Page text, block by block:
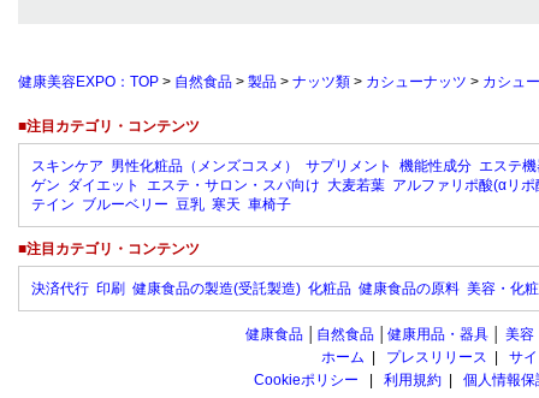
健康美容EXPO：TOP > 自然食品 > 製品 > ナッツ類 > カシューナッツ > カシュ
■注目カテゴリ・コンテンツ
スキンケア 男性化粧品（メンズコスメ） サプリメント 機能性成分 エステ
ゲン ダイエット エステ・サロン・スパ向け 大麦若葉 アルファリポ酸(αリポ
テイン ブルーベリー 豆乳 寒天 車椅子
■注目カテゴリ・コンテンツ
決済代行 印刷 健康食品の製造(受託製造) 化粧品 健康食品の原料 美容・化
健康食品 自然食品 健康用品・器具 美容
ホーム
プレスリリース
サ
Cookieポリシー
利用規約 個人情報